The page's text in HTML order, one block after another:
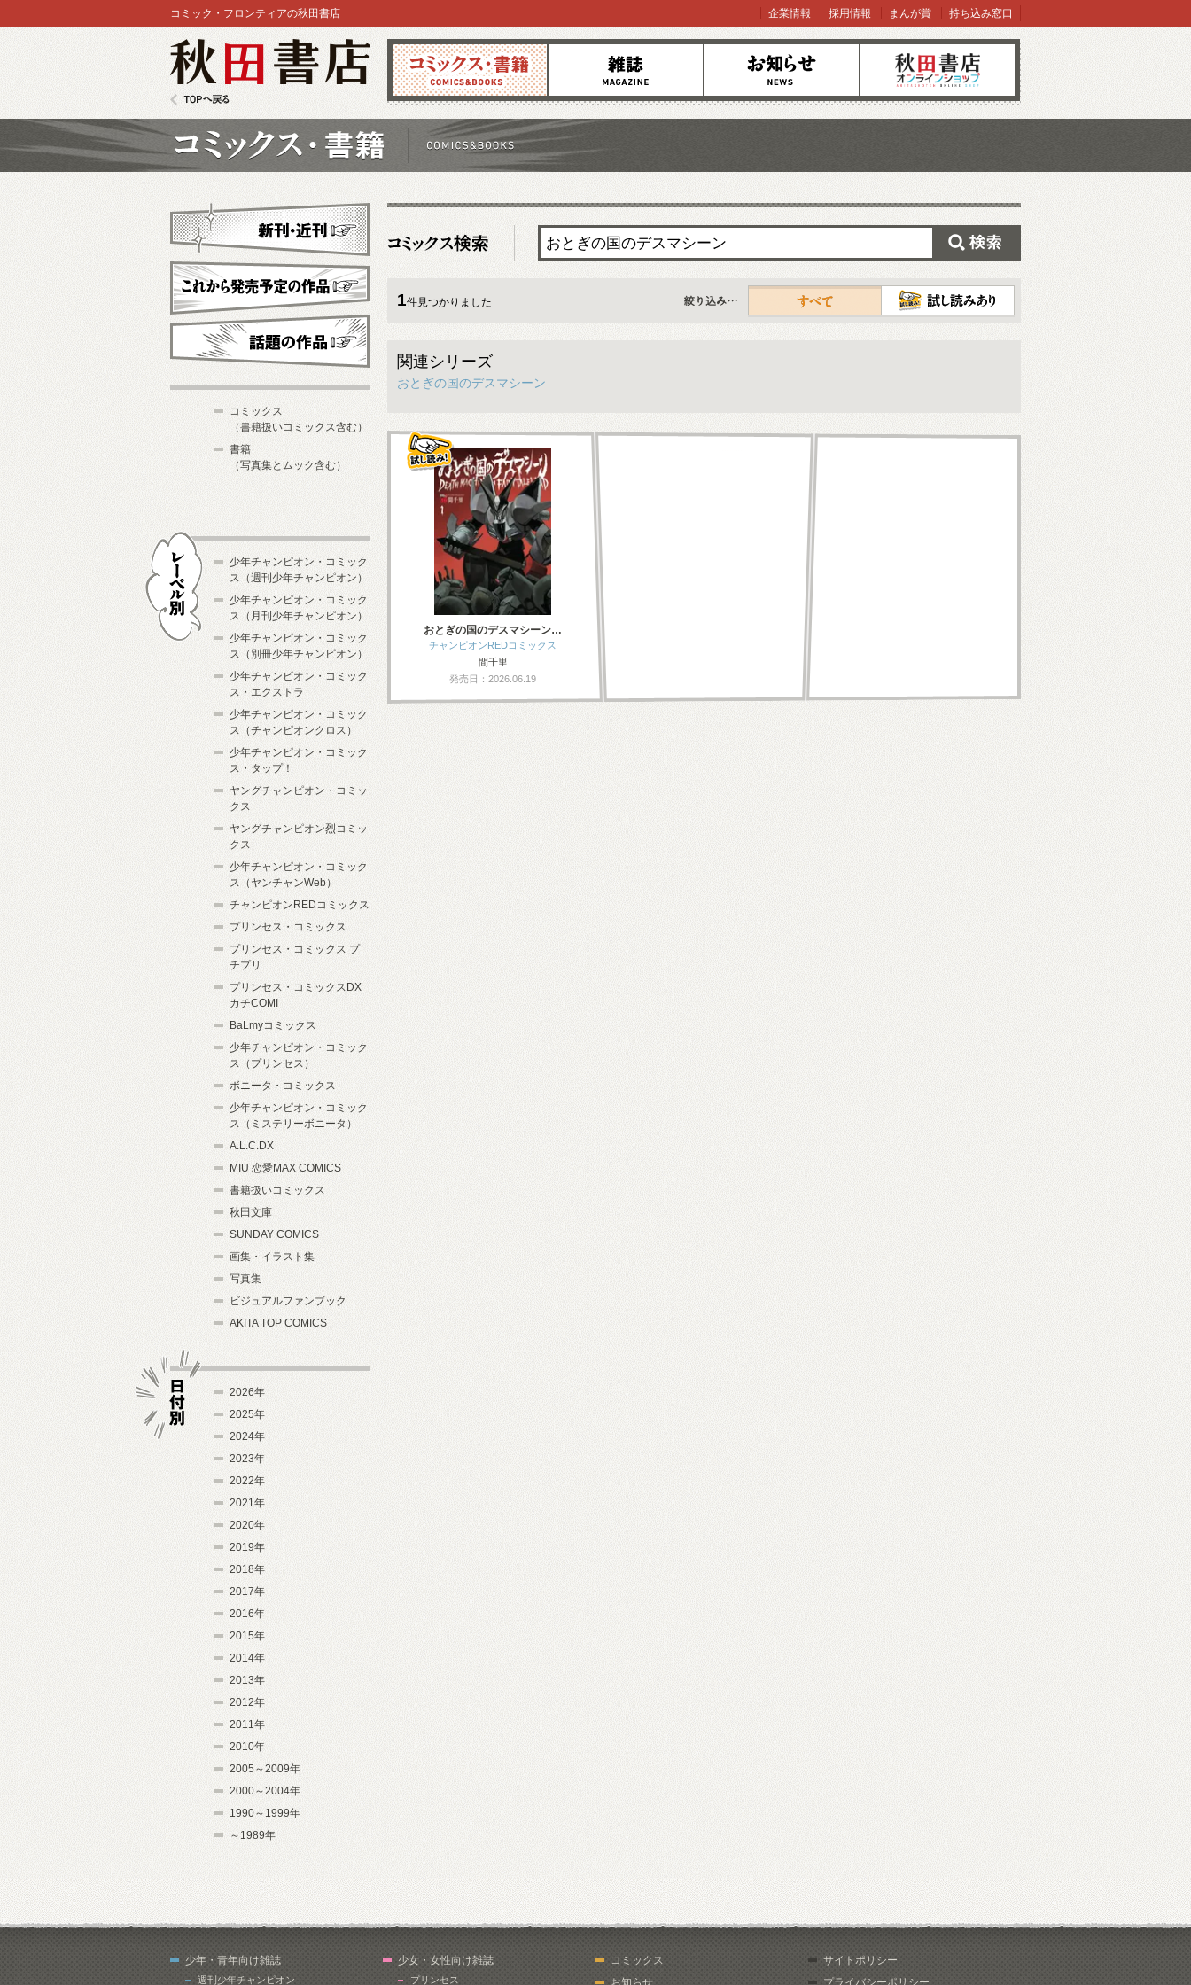
コミックス 雑誌 お知らせ オンラインショップ
コミック・フロンティアの秋田書店 企業情報 採用情報 まんが賞 持ち込み窓口
1件見つかりました
すべて
関連シリーズ
おとぎの国のデスマシーン
おとぎの国のデスマシーン…
チャンピオンREDコミックス
間千里
発売日：2026.06.19
新刊・近刊
これから発売予定
コミックス
（書籍扱いコミックス含む）
書籍
（写真集とムック含む）
少年チャンピオン・コミック
ス（週刊少年チャンピオン）
少年チャンピオン・コミック
ス（月刊少年チャンピオン）
少年チャンピオン・コミック
ス（別冊少年チャンピオン）
少年チャンピオン・コミック
ス・エクストラ
少年チャンピオン・コミック
ス（チャンピオンクロス）
少年チャンピオン・コミック
ス・タップ！
ヤングチャンピオン・コミッ
クス
ヤングチャンピオン烈コミッ
クス
少年チャンピオン・コミック
ス（ヤンチャンWeb）
チャンピオンREDコミックス
プリンセス・コミックス
プリンセス・コミックス プ
チプリ
プリンセス・コミックスDX
カチCOMI
BaLmyコミックス
少年チャンピオン・コミック
ス（プリンセス）
ボニータ・コミックス
少年チャンピオン・コミック
ス（ミステリーボニータ）
A.L.C.DX
MIU 恋愛MAX COMICS
書籍扱いコミックス
秋田文庫
SUNDAY COMICS
画集・イラスト集
写真集
ビジュアルファンブック
AKITA TOP COMICS
2026年
2025年
2024年
2023年
2022年
2021年
2020年
2019年
2018年
2017年
2016年
2015年
2014年
2013年
2012年
2011年
2010年
2005～2009年
2000～2004年
1990～1999年
～1989年
少年・青年向け雑誌
週刊少年チャンピオン
少女・女性向け雑誌
プリンセス
コミックス
お知らせ
サイトポリシー
プライバシーポリシー